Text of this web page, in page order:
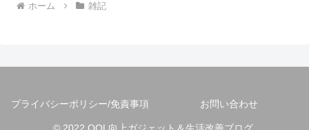
ホーム 雑記
プライバシーポリシー/免責事項 お問い合わせ